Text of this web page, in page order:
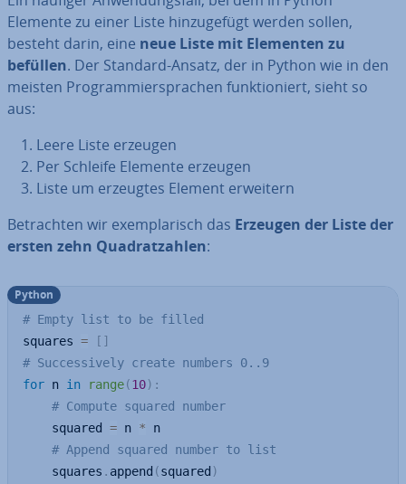
Elemente zu einer Liste hin­zu­ge­fügt werden sollen,
besteht darin, eine neue Liste mit Elementen zu
befüllen. Der Standard-Ansatz, der in Python wie in den
meisten Pro­gram­mier­spra­chen funk­tio­niert, sieht so
aus:
Leere Liste erzeugen
Per Schleife Elemente erzeugen
Liste um erzeugtes Element erweitern
Be­trach­ten wir ex­em­pla­risch das Erzeugen der Liste der
ersten zehn Qua­drat­zah­len:
# Empty list to be filled
squares = [ ]
# Successively create numbers 0..9
for n in range(10) :
# Compute squared number
    squared
= n * n
# Append squared number to list
    squares
. append (squared )
Python